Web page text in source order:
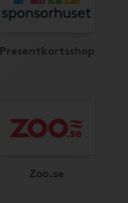
Presentkortsshop
Zoo.se